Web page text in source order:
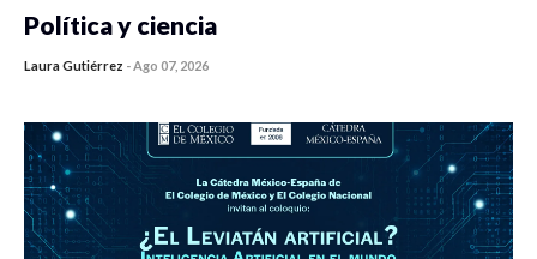
Política y ciencia
Laura Gutiérrez -Ago 07, 2026